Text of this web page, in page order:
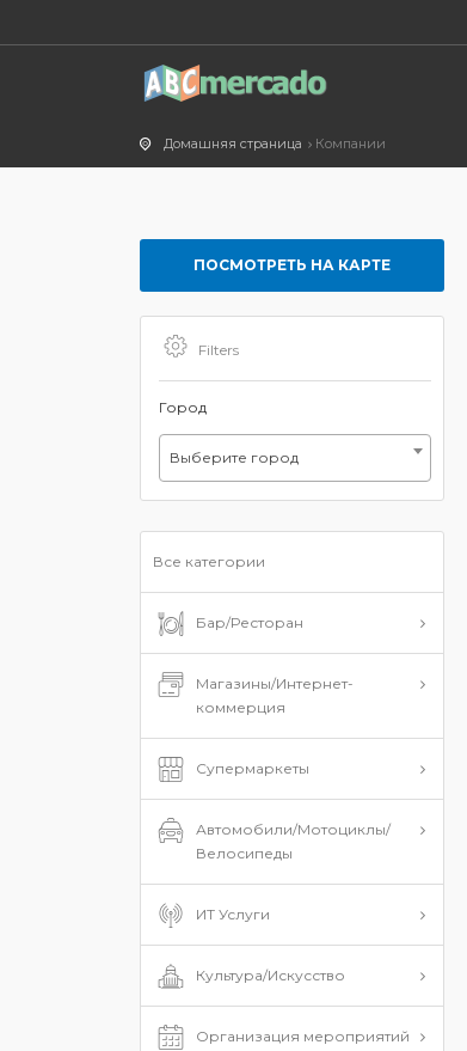
Домашняя страница Компании
ПОСМОТРЕТЬ НА КАРТЕ
Filters
Город
Выберите город
Все категории
Бар/Ресторан
Магазины/Интернет-
коммерция
Супермаркеты
Автомобили/Мотоциклы/
Велосипеды
ИТ Услуги
Культура/Искусство
Организация мероприятий